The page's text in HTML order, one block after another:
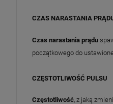
CZAS NARASTANIA
Czas narastania prądu
początkowego do
CZĘSTOTLIWOŚĆ PULSU
Częstotliwość, z jaką